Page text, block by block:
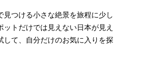
見つける小さな絶景を旅程に少し
ットだけでは見えない日本が見え
して、自分だけのお気に入りを探